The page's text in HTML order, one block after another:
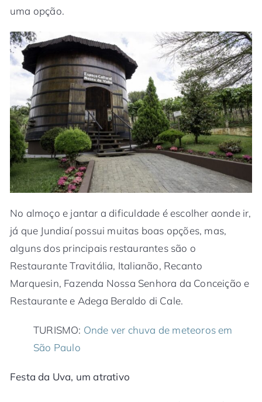
uma opção.
No almoço e jantar a dificuldade é escolher aonde ir,
já que Jundiaí possui muitas boas opções, mas,
alguns dos principais restaurantes são o
Restaurante Travitália, Italianão, Recanto
Marquesin, Fazenda Nossa Senhora da Conceição e
Restaurante e Adega Beraldo di Cale.
TURISMO: Onde ver chuva de meteoros em
São Paulo
Festa da Uva, um atrativo